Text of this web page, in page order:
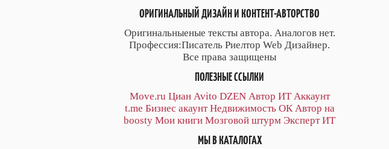
ОРИГИНАЛЬНЫЙ ДИЗАЙН И КОНТЕНТ-АВТОРСТВО
Оригинальныеные тексты автора. Аналогов нет.
Профессия:Писатель Риелтор Web Дизайнер.
Все права защищены
ПОЛЕЗНЫЕ ССЫЛКИ
Move.ru Циан Avito DZEN Автор ИТ Аккаунт
t.me Бизнес акаунт Недвижимость ОК Автор на
boosty Мои книги Мозговой штурм Эксперт ИТ
МЫ В КАТАЛОГАХ